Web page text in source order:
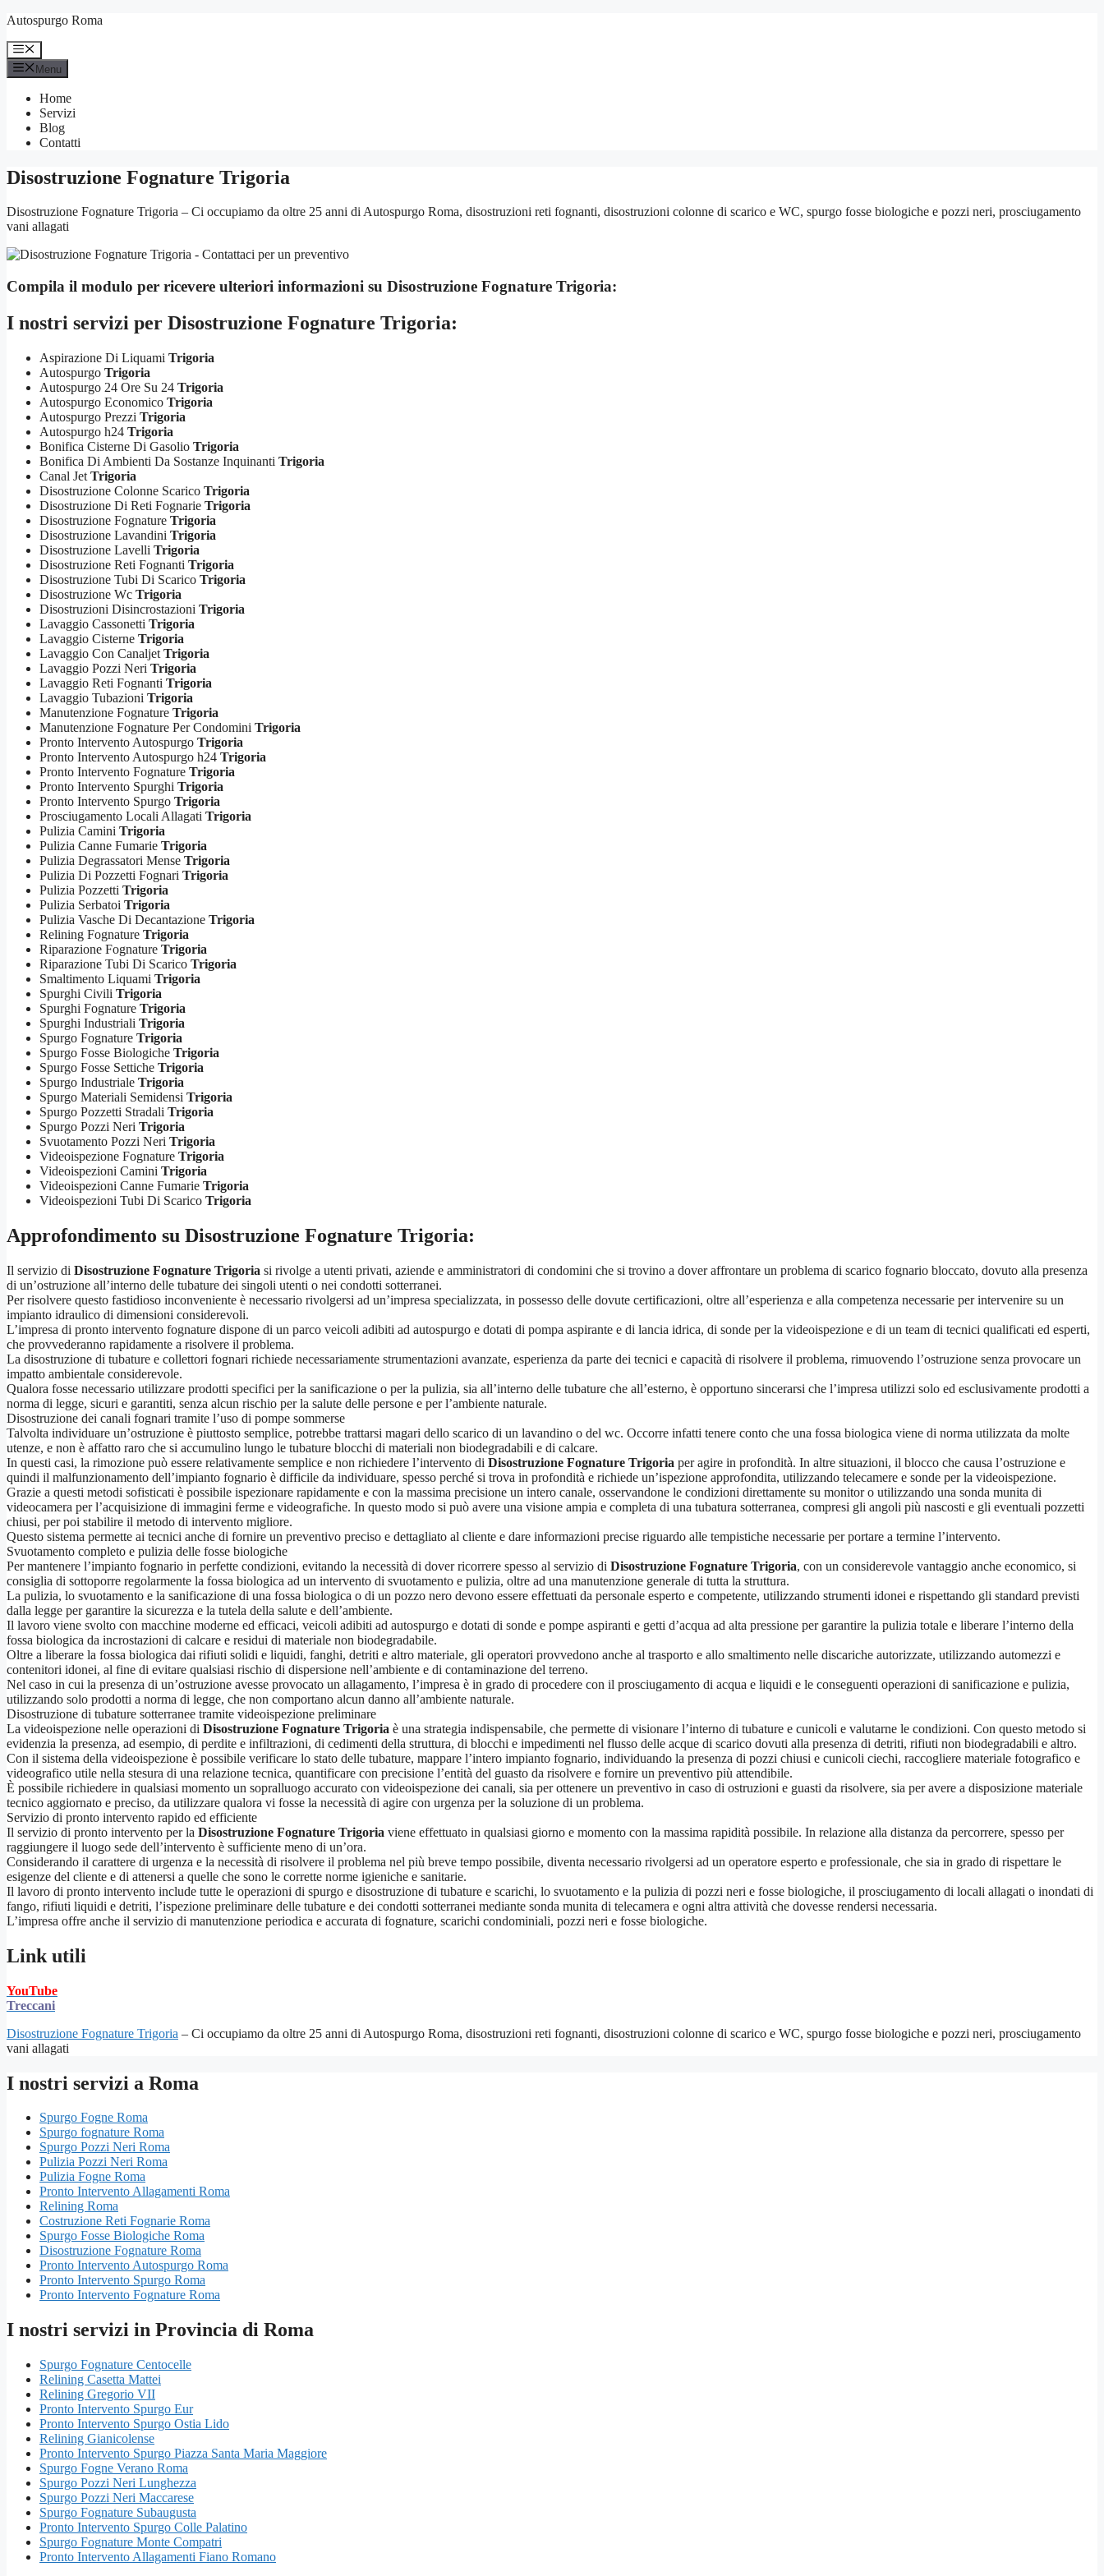
Vai
contenuto
Autospurgo Roma
Menu
Menu
Home
Servizi
Blog
Contatti
Disostruzione Fognature Trigoria
Disostruzione Fognature Trigoria – Ci occupiamo da oltre 25 anni di Autospurgo Roma, disostruzioni reti fognanti, disostruzioni colonne di scarico e WC, spurgo fosse biologiche e pozzi neri, prosciugamento
vani allagati
Compila il modulo per ricevere ulteriori informazioni su Disostruzione Fognature Trigoria:
I nostri servizi per Disostruzione Fognature Trigoria:
Aspirazione Di Liquami Trigoria
Autospurgo Trigoria
Autospurgo 24 Ore Su 24 Trigoria
Autospurgo Economico Trigoria
Autospurgo Prezzi Trigoria
Autospurgo h24 Trigoria
Bonifica Cisterne Di Gasolio Trigoria
Bonifica Di Ambienti Da Sostanze Inquinanti Trigoria
Canal Jet Trigoria
Disostruzione Colonne Scarico Trigoria
Disostruzione Di Reti Fognarie Trigoria
Disostruzione Fognature Trigoria
Disostruzione Lavandini Trigoria
Disostruzione Lavelli Trigoria
Disostruzione Reti Fognanti Trigoria
Disostruzione Tubi Di Scarico Trigoria
Disostruzione Wc Trigoria
Disostruzioni Disincrostazioni Trigoria
Lavaggio Cassonetti Trigoria
Lavaggio Cisterne Trigoria
Lavaggio Con Canaljet Trigoria
Lavaggio Pozzi Neri Trigoria
Lavaggio Reti Fognanti Trigoria
Lavaggio Tubazioni Trigoria
Manutenzione Fognature Trigoria
Manutenzione Fognature Per Condomini Trigoria
Pronto Intervento Autospurgo Trigoria
Pronto Intervento Autospurgo h24 Trigoria
Pronto Intervento Fognature Trigoria
Pronto Intervento Spurghi Trigoria
Pronto Intervento Spurgo Trigoria
Prosciugamento Locali Allagati Trigoria
Pulizia Camini Trigoria
Pulizia Canne Fumarie Trigoria
Pulizia Degrassatori Mense Trigoria
Pulizia Di Pozzetti Fognari Trigoria
Pulizia Pozzetti Trigoria
Pulizia Serbatoi Trigoria
Pulizia Vasche Di Decantazione Trigoria
Relining Fognature Trigoria
Riparazione Fognature Trigoria
Riparazione Tubi Di Scarico Trigoria
Smaltimento Liquami Trigoria
Spurghi Civili Trigoria
Spurghi Fognature Trigoria
Spurghi Industriali Trigoria
Spurgo Fognature Trigoria
Spurgo Fosse Biologiche Trigoria
Spurgo Fosse Settiche Trigoria
Spurgo Industriale Trigoria
Spurgo Materiali Semidensi Trigoria
Spurgo Pozzetti Stradali Trigoria
Spurgo Pozzi Neri Trigoria
Svuotamento Pozzi Neri Trigoria
Videoispezione Fognature Trigoria
Videoispezioni Camini Trigoria
Videoispezioni Canne Fumarie Trigoria
Videoispezioni Tubi Di Scarico Trigoria
Approfondimento su Disostruzione Fognature Trigoria:
Il servizio di Disostruzione Fognature Trigoria si rivolge a utenti privati, aziende e amministratori di condomini che si trovino a dover affrontare un problema di scarico fognario bloccato, dovuto alla presenza
di un’ostruzione all’interno delle tubature dei singoli utenti o nei condotti sotterranei.
Per risolvere questo fastidioso inconveniente è necessario rivolgersi ad un’impresa specializzata, in possesso delle dovute certificazioni, oltre all’esperienza e alla competenza necessarie per intervenire su un
impianto idraulico di dimensioni considerevoli.
L’impresa di pronto intervento fognature dispone di un parco veicoli adibiti ad autospurgo e dotati di pompa aspirante e di lancia idrica, di sonde per la videoispezione e di un team di tecnici qualificati ed esperti,
che provvederanno rapidamente a risolvere il problema.
La disostruzione di tubature e collettori fognari richiede necessariamente strumentazioni avanzate, esperienza da parte dei tecnici e capacità di risolvere il problema, rimuovendo l’ostruzione senza provocare un
impatto ambientale considerevole.
Qualora fosse necessario utilizzare prodotti specifici per la sanificazione o per la pulizia, sia all’interno delle tubature che all’esterno, è opportuno sincerarsi che l’impresa utilizzi solo ed esclusivamente prodotti a
norma di legge, sicuri e garantiti, senza alcun rischio per la salute delle persone e per l’ambiente naturale.
Disostruzione dei canali fognari tramite l’uso di pompe sommerse
Talvolta individuare un’ostruzione è piuttosto semplice, potrebbe trattarsi magari dello scarico di un lavandino o del wc. Occorre infatti tenere conto che una fossa biologica viene di norma utilizzata da molte
utenze, e non è affatto raro che si accumulino lungo le tubature blocchi di materiali non biodegradabili e di calcare.
In questi casi, la rimozione può essere relativamente semplice e non richiedere l’intervento di Disostruzione Fognature Trigoria per agire in profondità. In altre situazioni, il blocco che causa l’ostruzione e
quindi il malfunzionamento dell’impianto fognario è difficile da individuare, spesso perché si trova in profondità e richiede un’ispezione approfondita, utilizzando telecamere e sonde per la videoispezione.
Grazie a questi metodi sofisticati è possibile ispezionare rapidamente e con la massima precisione un intero canale, osservandone le condizioni direttamente su monitor o utilizzando una sonda munita di
videocamera per l’acquisizione di immagini ferme e videografiche. In questo modo si può avere una visione ampia e completa di una tubatura sotterranea, compresi gli angoli più nascosti e gli eventuali pozzetti
chiusi, per poi stabilire il metodo di intervento migliore.
Questo sistema permette ai tecnici anche di fornire un preventivo preciso e dettagliato al cliente e dare informazioni precise riguardo alle tempistiche necessarie per portare a termine l’intervento.
Svuotamento completo e pulizia delle fosse biologiche
Per mantenere l’impianto fognario in perfette condizioni, evitando la necessità di dover ricorrere spesso al servizio di Disostruzione Fognature Trigoria, con un considerevole vantaggio anche economico, si
consiglia di sottoporre regolarmente la fossa biologica ad un intervento di svuotamento e pulizia, oltre ad una manutenzione generale di tutta la struttura.
La pulizia, lo svuotamento e la sanificazione di una fossa biologica o di un pozzo nero devono essere effettuati da personale esperto e competente, utilizzando strumenti idonei e rispettando gli standard previsti
dalla legge per garantire la sicurezza e la tutela della salute e dell’ambiente.
Il lavoro viene svolto con macchine moderne ed efficaci, veicoli adibiti ad autospurgo e dotati di sonde e pompe aspiranti e getti d’acqua ad alta pressione per garantire la pulizia totale e liberare l’interno della
fossa biologica da incrostazioni di calcare e residui di materiale non biodegradabile.
Oltre a liberare la fossa biologica dai rifiuti solidi e liquidi, fanghi, detriti e altro materiale, gli operatori provvedono anche al trasporto e allo smaltimento nelle discariche autorizzate, utilizzando automezzi e
contenitori idonei, al fine di evitare qualsiasi rischio di dispersione nell’ambiente e di contaminazione del terreno.
Nel caso in cui la presenza di un’ostruzione avesse provocato un allagamento, l’impresa è in grado di procedere con il prosciugamento di acqua e liquidi e le conseguenti operazioni di sanificazione e pulizia,
utilizzando solo prodotti a norma di legge, che non comportano alcun danno all’ambiente naturale.
Disostruzione di tubature sotterranee tramite videoispezione preliminare
La videoispezione nelle operazioni di Disostruzione Fognature Trigoria è una strategia indispensabile, che permette di visionare l’interno di tubature e cunicoli e valutarne le condizioni. Con questo metodo si
evidenzia la presenza, ad esempio, di perdite e infiltrazioni, di cedimenti della struttura, di blocchi e impedimenti nel flusso delle acque di scarico dovuti alla presenza di detriti, rifiuti non biodegradabili e altro.
Con il sistema della videoispezione è possibile verificare lo stato delle tubature, mappare l’intero impianto fognario, individuando la presenza di pozzi chiusi e cunicoli ciechi, raccogliere materiale fotografico e
videografico utile nella stesura di una relazione tecnica, quantificare con precisione l’entità del guasto da risolvere e fornire un preventivo più attendibile.
È possibile richiedere in qualsiasi momento un sopralluogo accurato con videoispezione dei canali, sia per ottenere un preventivo in caso di ostruzioni e guasti da risolvere, sia per avere a disposizione materiale
tecnico aggiornato e preciso, da utilizzare qualora vi fosse la necessità di agire con urgenza per la soluzione di un problema.
Servizio di pronto intervento rapido ed efficiente
Il servizio di pronto intervento per la Disostruzione Fognature Trigoria viene effettuato in qualsiasi giorno e momento con la massima rapidità possibile. In relazione alla distanza da percorrere, spesso per
raggiungere il luogo sede dell’intervento è sufficiente meno di un’ora.
Considerando il carattere di urgenza e la necessità di risolvere il problema nel più breve tempo possibile, diventa necessario rivolgersi ad un operatore esperto e professionale, che sia in grado di rispettare le
esigenze del cliente e di attenersi a quelle che sono le corrette norme igieniche e sanitarie.
Il lavoro di pronto intervento include tutte le operazioni di spurgo e disostruzione di tubature e scarichi, lo svuotamento e la pulizia di pozzi neri e fosse biologiche, il prosciugamento di locali allagati o inondati di
fango, rifiuti liquidi e detriti, l’ispezione preliminare delle tubature e dei condotti sotterranei mediante sonda munita di telecamera e ogni altra attività che dovesse rendersi necessaria.
L’impresa offre anche il servizio di manutenzione periodica e accurata di fognature, scarichi condominiali, pozzi neri e fosse biologiche.
Link utili
YouTube
Treccani
Disostruzione Fognature Trigoria – Ci occupiamo da oltre 25 anni di Autospurgo Roma, disostruzioni reti fognanti, disostruzioni colonne di scarico e WC, spurgo fosse biologiche e pozzi neri, prosciugamento
vani allagati
I nostri servizi a Roma
Spurgo Fogne Roma
Spurgo fognature Roma
Spurgo Pozzi Neri Roma
Pulizia Pozzi Neri Roma
Pulizia Fogne Roma
Pronto Intervento Allagamenti Roma
Relining Roma
Costruzione Reti Fognarie Roma
Spurgo Fosse Biologiche Roma
Disostruzione Fognature Roma
Pronto Intervento Autospurgo Roma
Pronto Intervento Spurgo Roma
Pronto Intervento Fognature Roma
I nostri servizi in Provincia di Roma
Spurgo Fognature Centocelle
Relining Casetta Mattei
Relining Gregorio VII
Pronto Intervento Spurgo Eur
Pronto Intervento Spurgo Ostia Lido
Relining Gianicolense
Pronto Intervento Spurgo Piazza Santa Maria Maggiore
Spurgo Fogne Verano Roma
Spurgo Pozzi Neri Lunghezza
Spurgo Pozzi Neri Maccarese
Spurgo Fognature Subaugusta
Pronto Intervento Spurgo Colle Palatino
Spurgo Fognature Monte Compatri
Pronto Intervento Allagamenti Fiano Romano